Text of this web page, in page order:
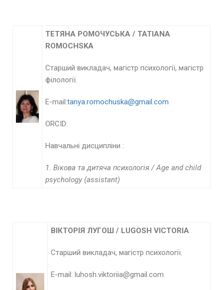
ТЕТЯНА РОМОЧУСЬКА / TATIANA
ROMOCHSKA
Старший викладач, магістр психології, магістр
філології.
E-mail:tanya.romochuska@gmail.com
ORCID:
Навчальні дисципліни :
1. Вікова та дитяча психологія/Age and child
psychology (assistant)
ВІКТОРІЯ ЛУГОШ / LUGOSH VICTORIA
Старший викладач, магістр психології.
E-mail: luhosh.viktoriia@gmail.com